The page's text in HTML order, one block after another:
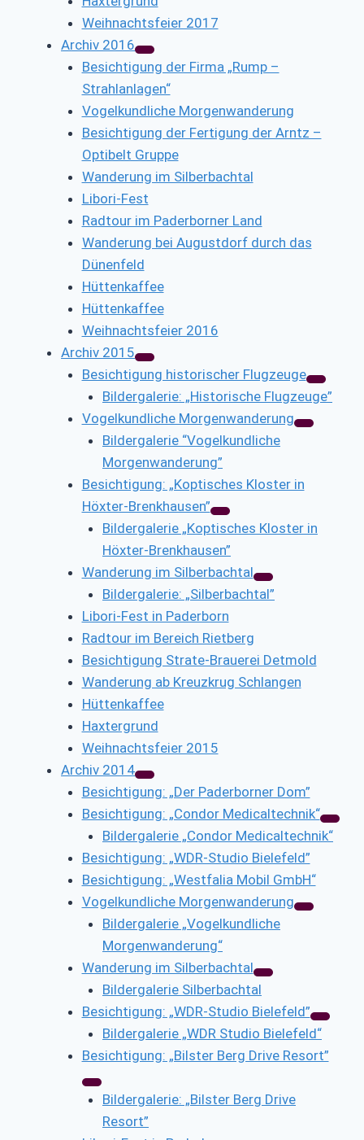
Weihnachtsfeier 2017
Archiv 2016
Besichtigung der Firma „Rump –
Strahlanlagen“
Vogelkundliche Morgenwanderung
Besichtigung der Fertigung der Arntz –
Optibelt Gruppe
Wanderung im Silberbachtal
Libori-Fest
Radtour im Paderborner Land
Wanderung bei Augustdorf durch das
Dünenfeld
Hüttenkaffee
Hüttenkaffee
Weihnachtsfeier 2016
Archiv 2015
Besichtigung historischer Flugzeuge
Bildergalerie: „Historische Flugzeuge”
Vogelkundliche Morgenwanderung
Bildergalerie “Vogelkundliche
Morgenwanderung”
Besichtigung: „Koptisches Kloster in
Höxter-Brenkhausen”
Bildergalerie „Koptisches Kloster in
Höxter-Brenkhausen”
Wanderung im Silberbachtal
Bildergalerie: „Silberbachtal”
Libori-Fest in Paderborn
Radtour im Bereich Rietberg
Besichtigung Strate-Brauerei Detmold
Wanderung ab Kreuzkrug Schlangen
Hüttenkaffee
Haxtergrund
Weihnachtsfeier 2015
Archiv 2014
Besichtigung: „Der Paderborner Dom”
Besichtigung: „Condor Medicaltechnik“
Bildergalerie „Condor Medicaltechnik“
Besichtigung: „WDR-Studio Bielefeld”
Besichtigung: „Westfalia Mobil GmbH“
Vogelkundliche Morgenwanderung
Bildergalerie „Vogelkundliche
Morgenwanderung“
Wanderung im Silberbachtal
Bildergalerie Silberbachtal
Besichtigung: „WDR-Studio Bielefeld”
Bildergalerie „WDR Studio Bielefeld“
Besichtigung: „Bilster Berg Drive Resort”
Bildergalerie: „Bilster Berg Drive
Resort”